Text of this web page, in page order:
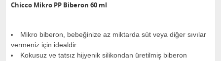
Chicco Mikro PP Biberon 60 ml
Mikro biberon, bebeğinize az miktarda süt veya diğer sıvılar
vermeniz için idealdir.
Kokusuz ve tatsız hijyenik silikondan üretilmiş biberon